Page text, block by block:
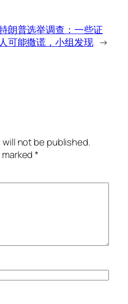
朗普选举调查：一些证
人可能撒谎，小组发现 →
will not be published.
marked*